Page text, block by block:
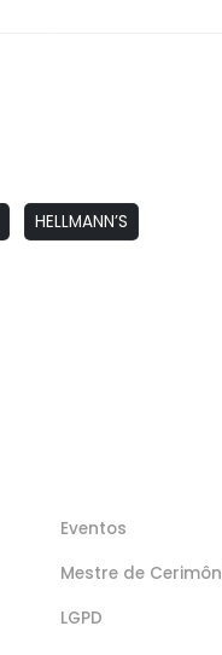
HELLMANN’S
Eventos
Mestre de
LGPD